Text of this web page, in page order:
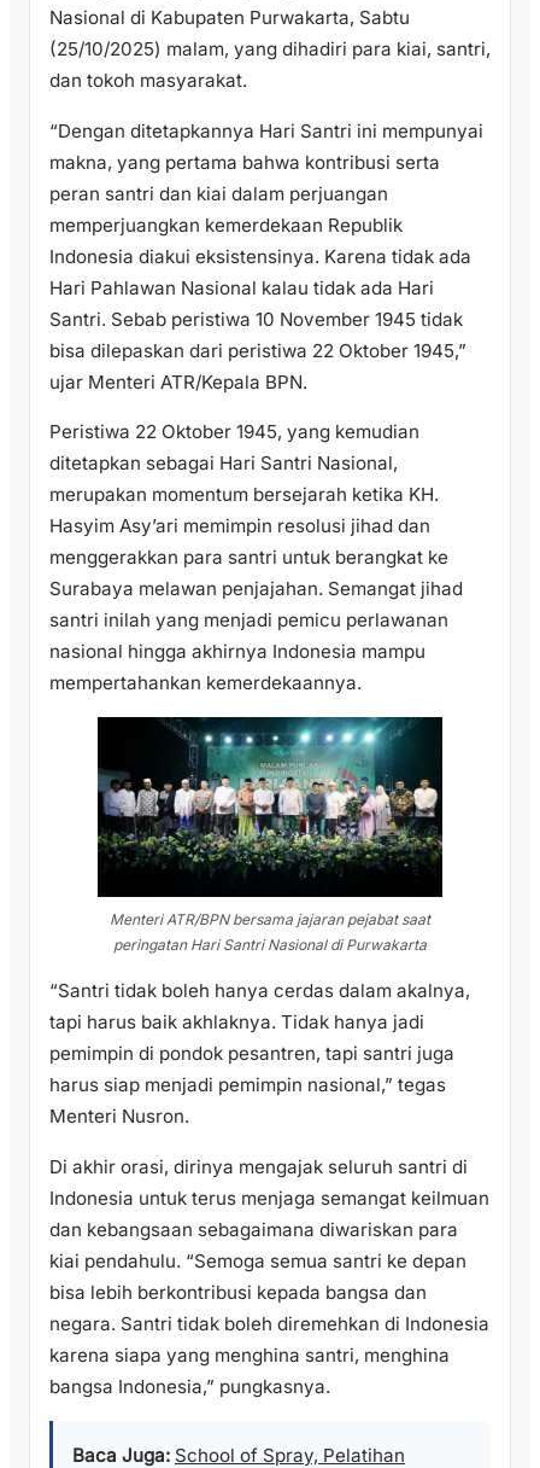
Nasional di Kabupaten Purwakarta, Sabtu
(25/10/2025) malam, yang dihadiri para kiai, santri,
dan tokoh masyarakat.
“Dengan ditetapkannya Hari Santri ini mempunyai
makna, yang pertama bahwa kontribusi serta
peran santri dan kiai dalam perjuangan
memperjuangkan kemerdekaan Republik
Indonesia diakui eksistensinya. Karena tidak ada
Hari Pahlawan Nasional kalau tidak ada Hari
Santri. Sebab peristiwa 10 November 1945 tidak
bisa dilepaskan dari peristiwa 22 Oktober 1945,”
ujar Menteri ATR/Kepala BPN.
Peristiwa 22 Oktober 1945, yang kemudian
ditetapkan sebagai Hari Santri Nasional,
merupakan momentum bersejarah ketika KH.
Hasyim Asy’ari memimpin resolusi jihad dan
menggerakkan para santri untuk berangkat ke
Surabaya melawan penjajahan. Semangat jihad
santri inilah yang menjadi pemicu perlawanan
nasional hingga akhirnya Indonesia mampu
mempertahankan kemerdekaannya.
Menteri ATR/BPN bersama jajaran pejabat saat
peringatan Hari Santri Nasional di Purwakarta
“Santri tidak boleh hanya cerdas dalam akalnya,
tapi harus baik akhlaknya. Tidak hanya jadi
pemimpin di pondok pesantren, tapi santri juga
harus siap menjadi pemimpin nasional,” tegas
Menteri Nusron.
Di akhir orasi, dirinya mengajak seluruh santri di
Indonesia untuk terus menjaga semangat keilmuan
dan kebangsaan sebagaimana diwariskan para
kiai pendahulu. “Semoga semua santri ke depan
bisa lebih berkontribusi kepada bangsa dan
negara. Santri tidak boleh diremehkan di Indonesia
karena siapa yang menghina santri, menghina
bangsa Indonesia,” pungkasnya.
Baca Juga: School of Spray, Pelatihan